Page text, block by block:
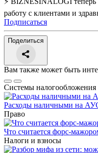
работу с клиентами и
Подписаться
Поделиться
Вам также может быть
Системы налогообложения
Расходы наличными на
Право
Что считается форс-
Налоги и взносы